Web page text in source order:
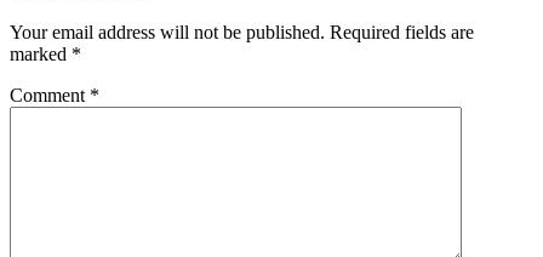
Your email address will not be published. Required fields are
marked *
Comment *